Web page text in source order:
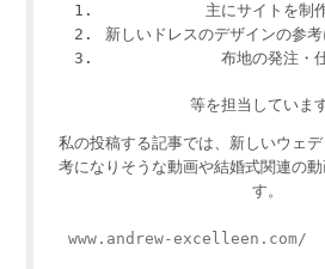
主にサイトを制
新しいドレスのデザインの参
布地の発注・
等を担当しています
私の投稿する記事では、新しいウェ
考になりそうな動画や結婚式関連の
す。
www.andrew-excelleen.com/